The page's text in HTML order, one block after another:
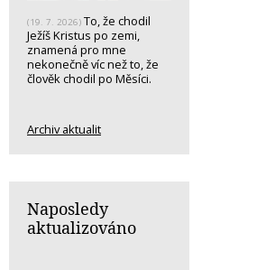
(19. 7. 2026) To, že chodil
Ježíš Kristus po zemi,
znamená pro mne
nekonečně víc než to, že
člověk chodil po Měsíci.
Archiv aktualit
Naposledy
aktualizováno